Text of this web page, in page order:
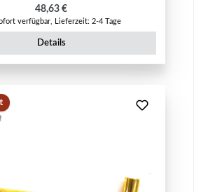
Regulärer Preis:
48,63 €
verfügbar, Lieferzeit: 2-4 Tage
Details